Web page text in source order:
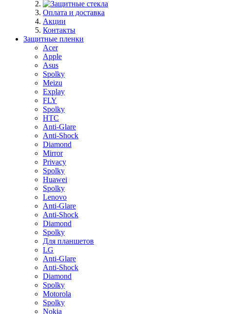
Оплата и доставка
Акции
Контакты
Защитные пленки
Acer
Apple
Asus
Spolky
Meizu
Explay
FLY
Spolky
HTC
Anti-Glare
Anti-Shock
Diamond
Mirror
Privacy
Spolky
Huawei
Spolky
Lenovo
Anti-Glare
Anti-Shock
Diamond
Spolky
Для планшетов
LG
Anti-Glare
Anti-Shock
Diamond
Spolky
Motorola
Spolky
Nokia